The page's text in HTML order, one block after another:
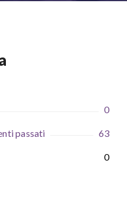
0
passati 63
0